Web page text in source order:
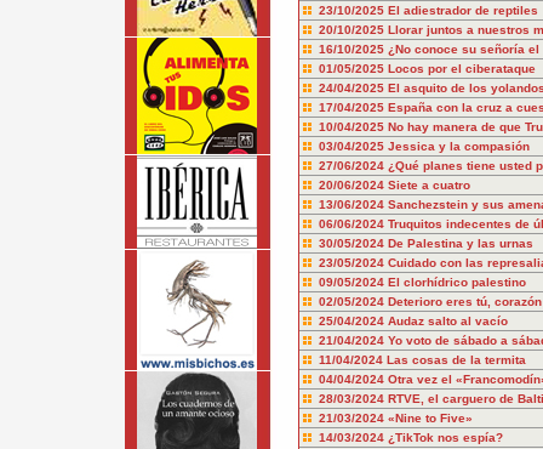
23/10/2025 El adiestrador de reptiles
20/10/2025 Llorar juntos a nuestros
16/10/2025 ¿No conoce su señoría
01/05/2025 Locos por el ciberataque
24/04/2025 El asquito de los
17/04/2025 España con la cruz a
10/04/2025 No hay manera de que
03/04/2025 Jessica y la compasión
27/06/2024 ¿Qué planes tiene usted
20/06/2024 Siete a cuatro
13/06/2024 Sanchezstein y sus
06/06/2024 Truquitos indecentes de
30/05/2024 De Palestina y las urnas
23/05/2024 Cuidado con las
09/05/2024 El clorhídrico palestino
02/05/2024 Deterioro eres tú, corazón
25/04/2024 Audaz salto al vacío
21/04/2024 Yo voto de sábado a
11/04/2024 Las cosas de la termita
04/04/2024 Otra vez el
28/03/2024 RTVE, el carguero de
21/03/2024 «Nine to Five»
14/03/2024 ¿TikTok nos espía?